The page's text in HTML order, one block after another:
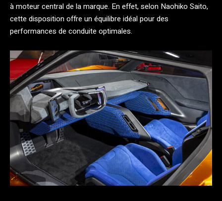
à moteur central de la marque. En effet, selon Naohiko Saito,
cette disposition offre un équilibre idéal pour des
performances de conduite optimales.